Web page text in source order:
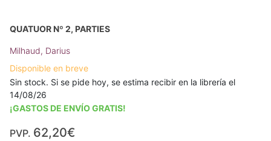
QUATUOR Nº 2, PARTIES
Milhaud, Darius
Disponible en breve
Sin stock. Si se pide hoy, se estima recibir en la librería el
14/08/26
¡GASTOS DE ENVÍO GRATIS!
PVP. 62,20€